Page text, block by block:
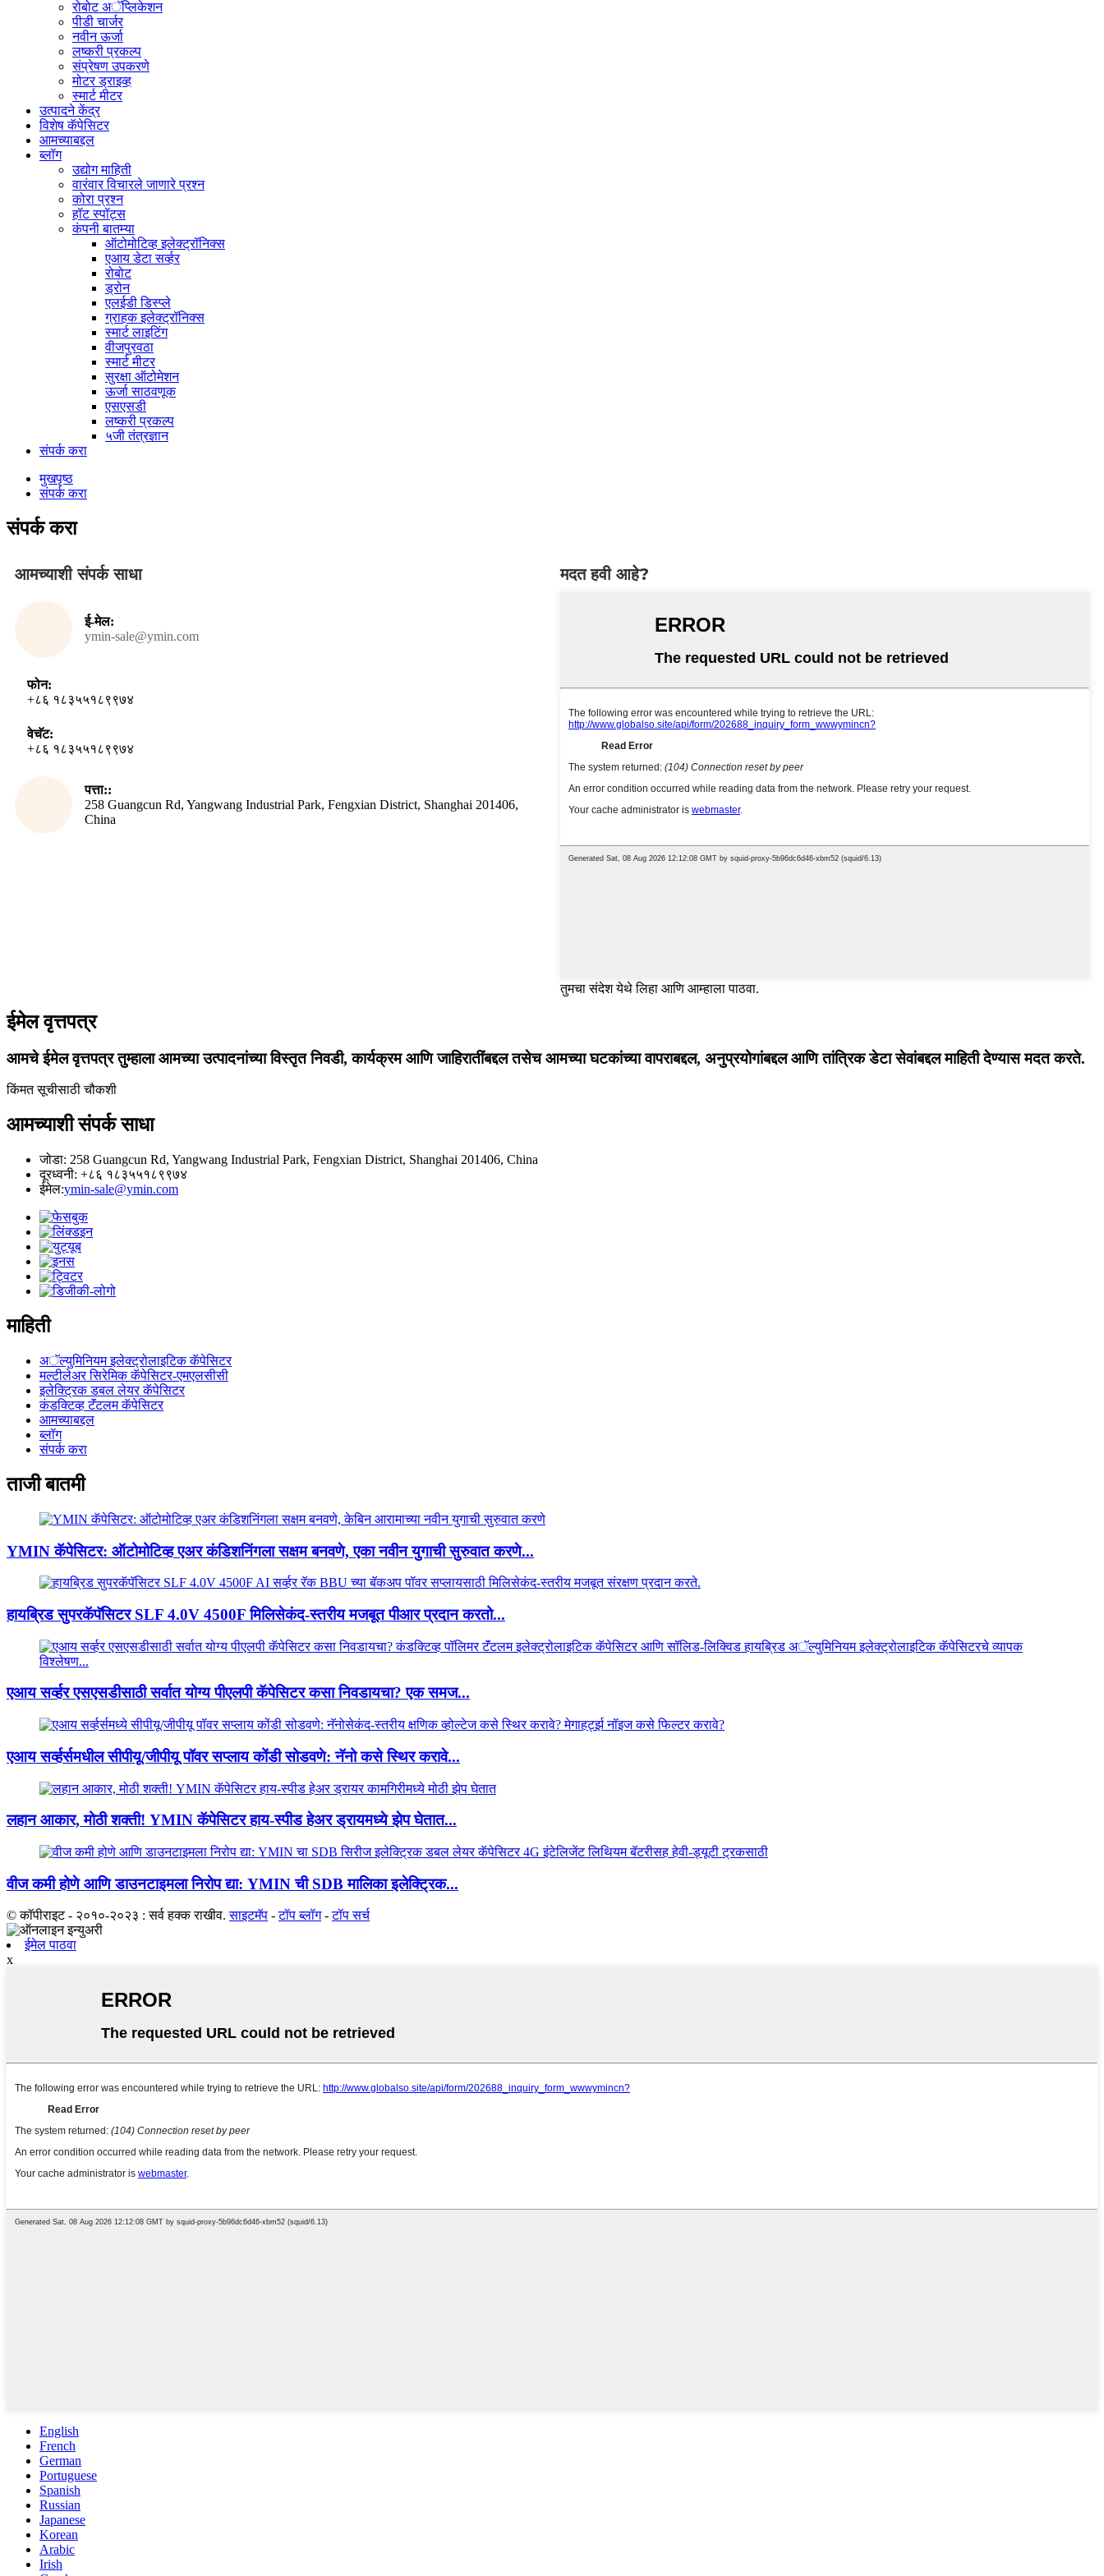
रोबोट अॅप्लिकेशन
पीडी चार्जर
नवीन ऊर्जा
लष्करी प्रकल्प
संप्रेषण उपकरणे
मोटर ड्राइव्ह
स्मार्ट मीटर
उत्पादने केंद्र
विशेष कॅपेसिटर
आमच्याबद्दल
ब्लॉग
उद्योग माहिती
वारंवार विचारले जाणारे प्रश्न
कोरा प्रश्न
हॉट स्पॉट्स
कंपनी बातम्या
ऑटोमोटिव्ह इलेक्ट्रॉनिक्स
एआय डेटा सर्व्हर
रोबोट
ड्रोन
एलईडी डिस्प्ले
ग्राहक इलेक्ट्रॉनिक्स
स्मार्ट लाइटिंग
वीजपुरवठा
स्मार्ट मीटर
सुरक्षा ऑटोमेशन
ऊर्जा साठवणूक
एसएसडी
लष्करी प्रकल्प
५जी तंत्रज्ञान
संपर्क करा
मुखपृष्ठ
संपर्क करा
संपर्क करा
आमच्याशी संपर्क साधा
ई-मेल:
ymin-sale@ymin.com
फोन:
+८६ १८३५५१८९९७४
वेचॅट:
+८६ १८३५५१८९९७४
पत्ता::
258 Guangcun Rd, Yangwang Industrial Park, Fengxian District, Shanghai 201406,
China
मदत हवी आहे?
तुमचा संदेश येथे लिहा आणि आम्हाला पाठवा.
ईमेल वृत्तपत्र
आमचे ईमेल वृत्तपत्र तुम्हाला आमच्या उत्पादनांच्या विस्तृत निवडी, कार्यक्रम आणि जाहिरातींबद्दल तसेच आमच्या घटकांच्या वापराबद्दल, अनुप्रयोगांबद्दल आणि तांत्रिक डेटा सेवांबद्दल माहिती देण्यास मदत करते.
किंमत सूचीसाठी चौकशी
आमच्याशी संपर्क साधा
जोडा: 258 Guangcun Rd, Yangwang Industrial Park, Fengxian District, Shanghai 201406, China
दूरध्वनी: +८६ १८३५५१८९९७४
ईमेल:ymin-sale@ymin.com
माहिती
अॅल्युमिनियम इलेक्ट्रोलाइटिक कॅपेसिटर
मल्टीलेअर सिरेमिक कॅपेसिटर-एमएलसीसी
इलेक्ट्रिक डबल लेयर कॅपेसिटर
कंडक्टिव्ह टॅंटलम कॅपेसिटर
आमच्याबद्दल
ब्लॉग
संपर्क करा
ताजी बातमी
YMIN कॅपेसिटर: ऑटोमोटिव्ह एअर कंडिशनिंगला सक्षम बनवणे, एका नवीन युगाची सुरुवात करणे...
हायब्रिड सुपरकॅपॅसिटर SLF 4.0V 4500F मिलिसेकंद-स्तरीय मजबूत पीआर प्रदान करतो...
एआय सर्व्हर एसएसडीसाठी सर्वात योग्य पीएलपी कॅपेसिटर कसा निवडायचा? एक समज...
एआय सर्व्हर्समधील सीपीयू/जीपीयू पॉवर सप्लाय कोंडी सोडवणे: नॅनो कसे स्थिर करावे...
लहान आकार, मोठी शक्ती! YMIN कॅपेसिटर हाय-स्पीड हेअर ड्रायमध्ये झेप घेतात...
वीज कमी होणे आणि डाउनटाइमला निरोप द्या: YMIN ची SDB मालिका इलेक्ट्रिक...
© कॉपीराइट - २०१०-२०२३ : सर्व हक्क राखीव. साइटमॅप -टॉप ब्लॉग-टॉप सर्च
ईमेल पाठवा
x
English
French
German
Portuguese
Spanish
Russian
Japanese
Korean
Arabic
Irish